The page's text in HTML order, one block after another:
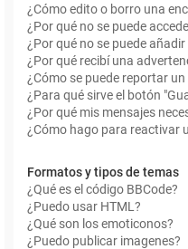
¿Cómo edito o borro una
¿Por qué no se puede
¿Por qué no se puede
¿Por qué recibí una
¿Cómo se puede reportar
¿Para qué sirve el botón
¿Por qué mis mensajes
¿Cómo hago para reactivar
Formatos y tipos de temas
¿Qué es el código BBCode?
¿Puedo usar HTML?
¿Qué son los emoticonos?
¿Puedo publicar imagenes?